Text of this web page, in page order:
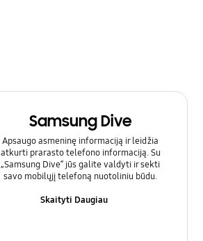
Samsung Dive
Apsaugo asmeninę informaciją ir leidžia
atkurti prarasto telefono informaciją. Su
„Samsung Dive“ jūs galite valdyti ir sekti
savo mobilųjį telefoną nuotoliniu būdu.
Skaityti Daugiau